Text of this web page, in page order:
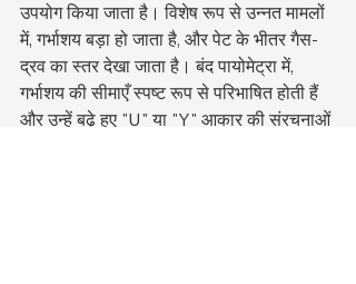
उपयोग किया जाता है। विशेष रूप से उन्नत मामलों
में, गर्भाशय बड़ा हो जाता है, और पेट के भीतर गैस-
द्रव का स्तर देखा जाता है। बंद पायोमेट्रा में,
गर्भाशय की सीमाएँ स्पष्ट रूप से परिभाषित होती हैं
और उन्हें बढ़े हुए "U" या "Y" आकार की संरचनाओं